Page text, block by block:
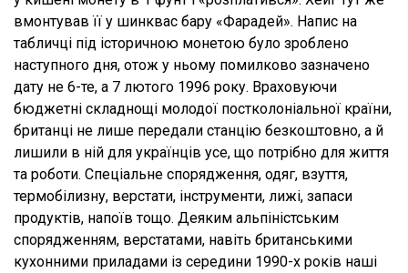
вмонтував її у шинквас бару «Фарадей». Напис на
табличці під історичною монетою було зроблено
наступного дня, отож у ньому помилково зазначено
дату не 6-те, а 7 лютого 1996 року. Враховуючи
бюджетні складнощі молодої постколоніальної країни,
британці не лише передали станцію безкоштовно, а й
лишили в ній для українців усе, що потрібно для життя
та роботи. Спеціальне спорядження, одяг, взуття,
термобілизну, верстати, інструменти, лижі, запаси
продуктів, напоїв тощо. Деяким альпіністським
спорядженням, верстатами, навіть британськими
кухонними приладами із середини 1990-х років наші